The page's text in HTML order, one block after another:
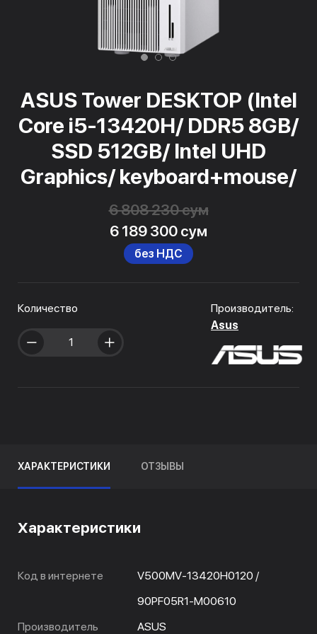
ASUS Tower DESKTOP (Intel
Core i5-13420H/ DDR5 8GB/
SSD 512GB/ Intel UHD
Graphics/ keyboard+mouse/
6 808 230 сум
6 189 300 сум
без НДС
Количество
Производитель:
Asus
ХАРАКТЕРИСТИКИ ОТЗЫВЫ
Характеристики
Код в интернете
V500MV-13420H0120 /
90PF05R1-M00610
Производитель
ASUS